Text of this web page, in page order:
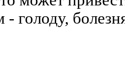
- голоду,